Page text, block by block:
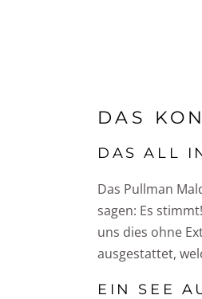
DAS
DAS ALL
Das Pullman
sagen: Es
uns dies ohne
ausgestattet,
EIN SEE